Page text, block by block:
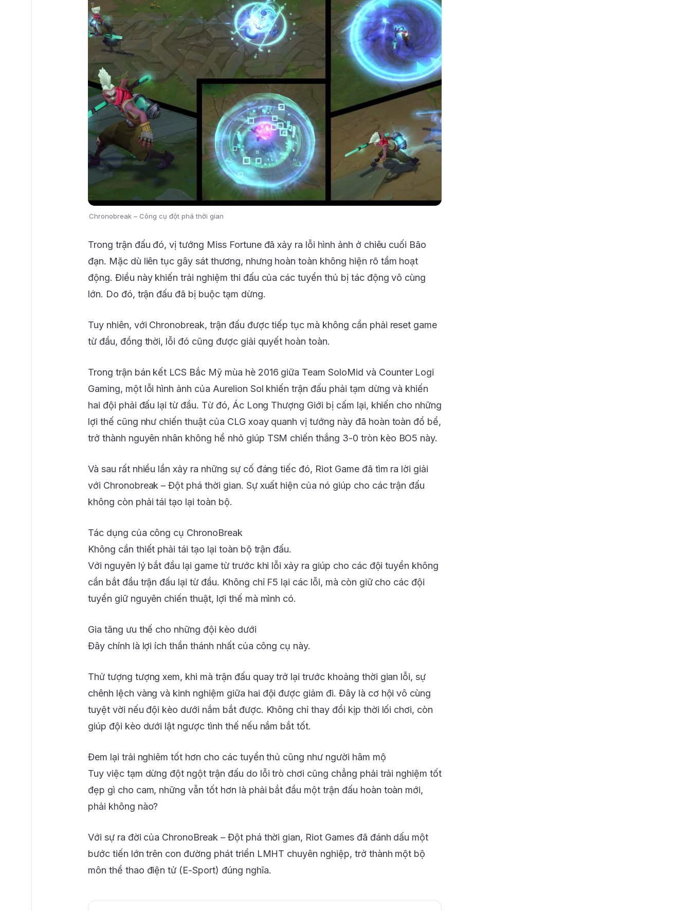
Chronobreak – Công cụ đột phá thời gian
Trong trận đấu đó, vị tướng Miss Fortune đã xảy ra lỗi hình ảnh ở chiêu cuối Bão
đạn. Mặc dù liên tục gây sát thương, nhưng hoàn toàn không hiện rõ tầm hoạt
động. Điều này khiến trải nghiệm thi đấu của các tuyển thủ bị tác động vô cùng
lớn. Do đó, trận đấu đã bị buộc tạm dừng.
Tuy nhiên, với Chronobreak, trận đấu được tiếp tục mà không cần phải reset game
từ đầu, đồng thời, lỗi đó cũng được giải quyết hoàn toàn.
Trong trận bán kết LCS Bắc Mỹ mùa hè 2016 giữa Team SoloMid và Counter Logi
Gaming, một lỗi hình ảnh của Aurelion Sol khiến trận đấu phải tạm dừng và khiến
hai đội phải đấu lại từ đầu. Từ đó, Ác Long Thượng Giới bị cấm lại, khiến cho những
lợi thế cũng như chiến thuật của CLG xoay quanh vị tướng này đã hoàn toàn đổ bể,
trở thành nguyên nhân không hề nhỏ giúp TSM chiến thắng 3-0 tròn kèo BO5 này.
Và sau rất nhiều lần xảy ra những sự cố đáng tiếc đó, Riot Game đã tìm ra lời giải
với Chronobreak – Đột phá thời gian. Sự xuất hiện của nó giúp cho các trận đấu
không còn phải tái tạo lại toàn bộ.
Tác dụng của công cụ ChronoBreak
Không cần thiết phải tái tạo lại toàn bộ trận đấu.
Với nguyên lý bắt đầu lại game từ trước khi lỗi xảy ra giúp cho các đội tuyển không
cần bắt đầu trận đấu lại từ đầu. Không chỉ F5 lại các lỗi, mà còn giữ cho các đội
tuyển giữ nguyên chiến thuật, lợi thế mà mình có.
Gia tăng ưu thế cho những đội kèo dưới
Đây chính là lợi ích thần thánh nhất của công cụ này.
Thử tượng tượng xem, khi mà trận đấu quay trở lại trước khoảng thời gian lỗi, sự
chênh lệch vàng và kinh nghiệm giữa hai đội được giảm đi. Đây là cơ hội vô cùng
tuyệt vời nếu đội kèo dưới nắm bắt được. Không chỉ thay đổi kịp thời lối chơi, còn
giúp đội kèo dưới lật ngược tình thế nếu nắm bắt tốt.
Đem lại trải nghiêm tốt hơn cho các tuyển thủ cũng như người hâm mộ
Tuy việc tạm dừng đột ngột trận đấu do lỗi trò chơi cũng chẳng phải trải nghiệm tốt
đẹp gì cho cam, những vẫn tốt hơn là phải bắt đầu một trận đấu hoàn toàn mới,
phải không nào?
Với sự ra đời của ChronoBreak – Đột phá thời gian, Riot Games đã đánh dấu một
bước tiến lớn trên con đường phát triển LMHT chuyên nghiệp, trở thành một bộ
môn thể thao điện tử (E-Sport) đúng nghĩa.